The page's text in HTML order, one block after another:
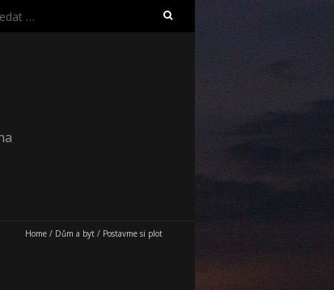
Home / Dům a byt / Postavme si plot